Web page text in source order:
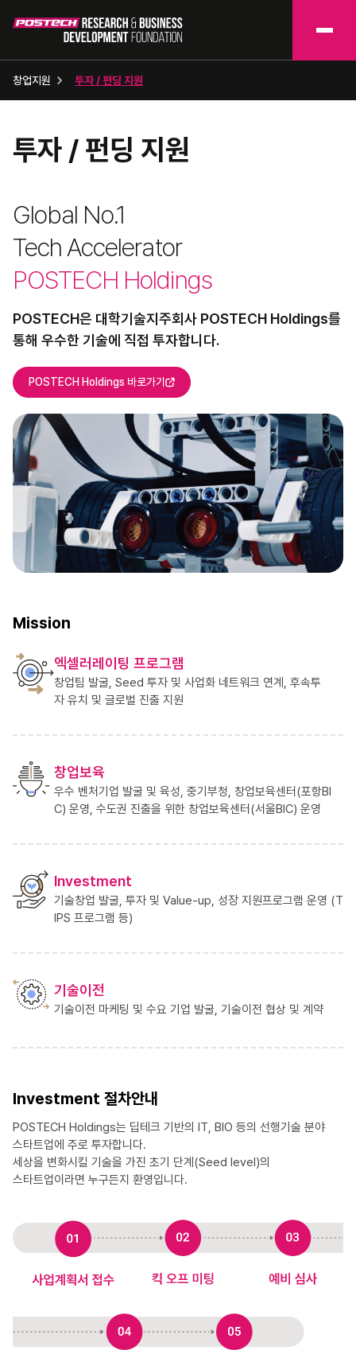
창업지원 투자 / 펀딩 지원​
투자 / 펀딩 지원​
Global No.1
Tech Accelerator
POSTECH Holdings
POSTECH은 대학기술지주회사 POSTECH Holdings를
통해 우수한 기술에 직접 투자합니다.
POSTECH Holdings 바로가기
Mission
엑셀러레이팅 프로그램
창업팀 발굴, Seed 투자 및 사업화 네트워크 연계, 후속투
자 유치 및 글로벌 진출 지원
창업보육
우수 벤처기업 발굴 및 육성, 중기부청, 창업보육센터(포항BI
C) 운영, 수도권 진출을 위한 창업보육센터(서울BIC) 운영
Investment
기술창업 발굴, 투자 및 Value-up, 성장 지원프로그램 운영 (T
IPS 프로그램 등)
기술이전
기술이전 마케팅 및 수요 기업 발굴, 기술이전 협상 및 계약
Investment 절차안내
POSTECH Holdings는 딥테크 기반의 IT, BIO 등의 선행기술 분야
스타트업에 주로 투자합니다.
세상을 변화시킬 기술을 가진 초기 단계(Seed level)의
스타트업이라면 누구든지 환영입니다.